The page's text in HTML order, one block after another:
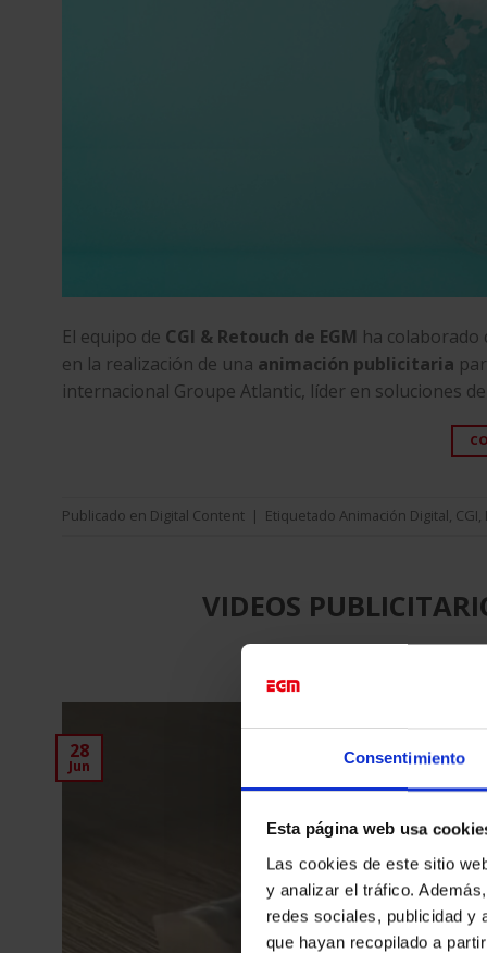
Consentimiento
Esta página web usa
Las cookies de este sitio
y analizar el tráfico.
redes sociales, publicidad y
que hayan recopilado a
El equipo de CGI & Retouch de EGM ha colaborado
en la realización de una animación publicitaria
internacional Groupe Atlantic, líder en soluciones
Publicado en Digital Content | Etiquetado Animación Digital, CGI,
VIDEOS
28
Jun